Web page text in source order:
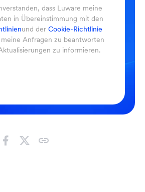
dass Luware meine
in Übereinstimmung mit den
und der Cookie-Richtlinie
Anfragen zu beantworten
zu informieren.